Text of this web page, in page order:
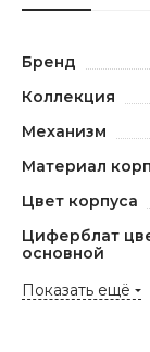
Бренд
Коллекция
Механизм
Материал
Цвет корпуса
Циферблат
основной
Показать ещё